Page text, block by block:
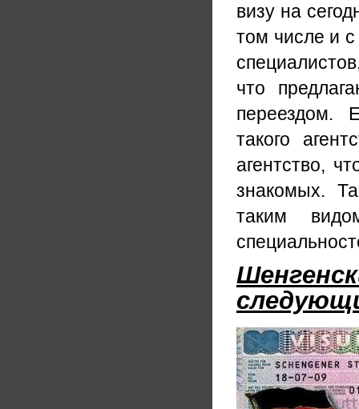
визу на
том числе и
что
переездом.
такого
агентство,
знакомых.
таким